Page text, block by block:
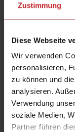
Zustimmung
Diese Webseite
Wir verwenden
personalisieren,
zu können und
analysieren.
Verwendung
soziale Medien,
Partner führen
Email:
Verify Email:
Gateway ID: